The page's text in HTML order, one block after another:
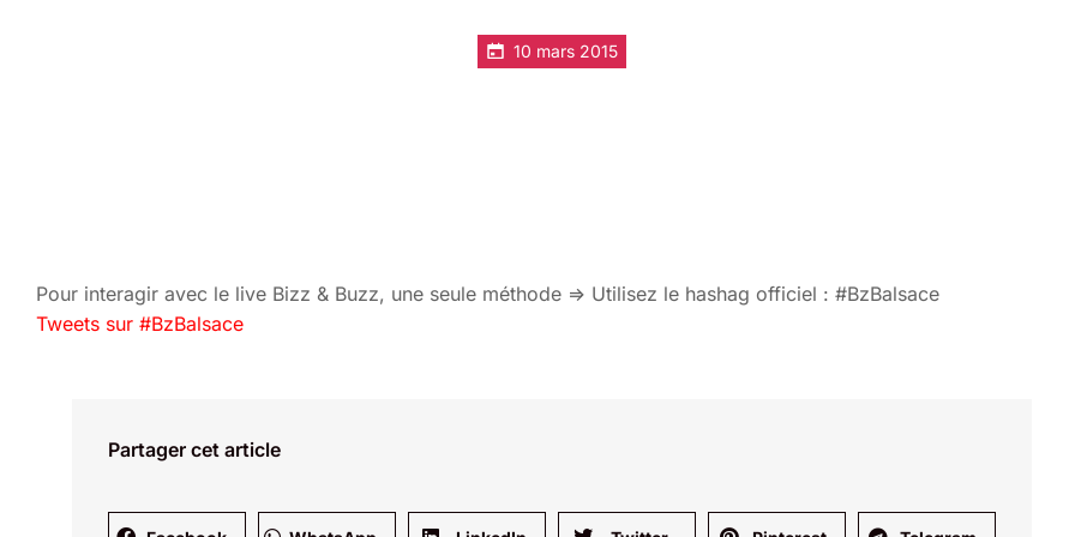
10 mars 2015
Pour interagir avec le live Bizz & Buzz, une seule méthode => Utilisez le hashag officiel : #BzBalsace
Tweets sur #BzBalsace
Partager cet article